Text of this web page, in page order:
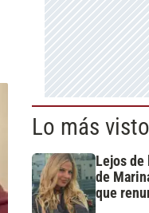
Lo más visto
Lejos de
de
que